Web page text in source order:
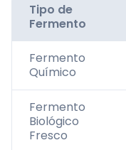
Tipo de
Fermento
Fermento
Químico
Fermento
Biológico
Fresco